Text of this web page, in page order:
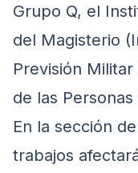
Grupo Q, el
del Magisterio
Previsión
de las
En la sección
trabajos